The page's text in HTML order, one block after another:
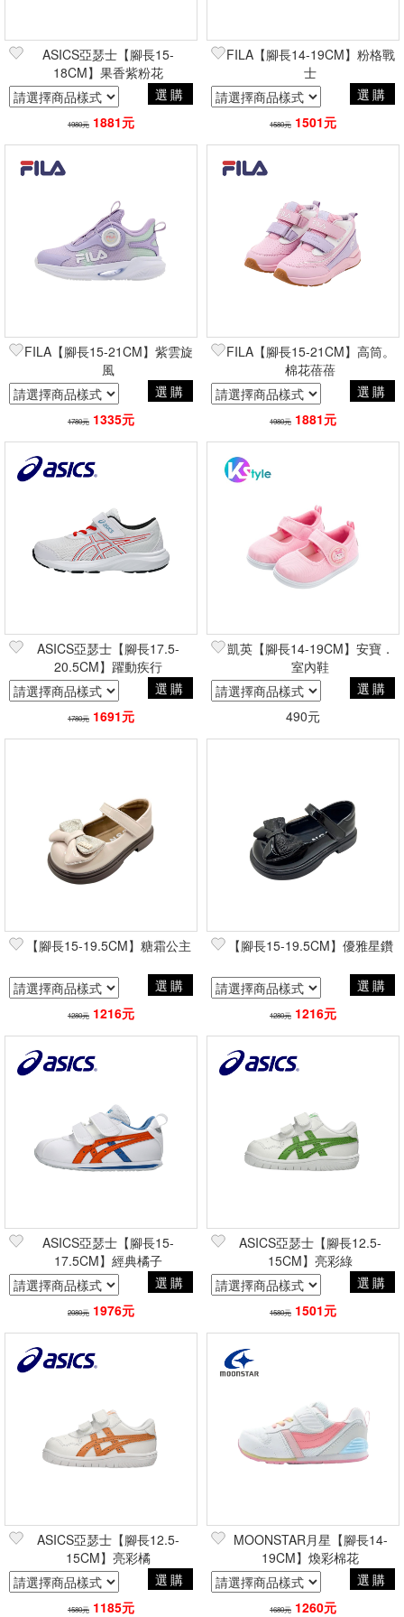
ASICS亞瑟士【腳長15-
18CM】果香紫粉花
選購
1980元 1881元
FILA【腳長14-19CM】粉格戰
士
選購
1580元 1501元
FILA【腳長15-21CM】紫雲旋
風
選購
1780元 1335元
FILA【腳長15-21CM】高筒。
棉花蓓蓓
選購
1980元 1881元
ASICS亞瑟士【腳長17.5-
20.5CM】躍動疾行
選購
1780元 1691元
凱英【腳長14-19CM】安寶．
室內鞋
選購
490元
【腳長15-19.5CM】糖霜公主
選購
1280元 1216元
【腳長15-19.5CM】優雅星鑽
選購
1280元 1216元
ASICS亞瑟士【腳長15-
17.5CM】經典橘子
選購
2080元 1976元
ASICS亞瑟士【腳長12.5-
15CM】亮彩綠
選購
1580元 1501元
ASICS亞瑟士【腳長12.5-
15CM】亮彩橘
選購
1580元 1185元
MOONSTAR月星【腳長14-
19CM】煥彩棉花
選購
1680元 1260元